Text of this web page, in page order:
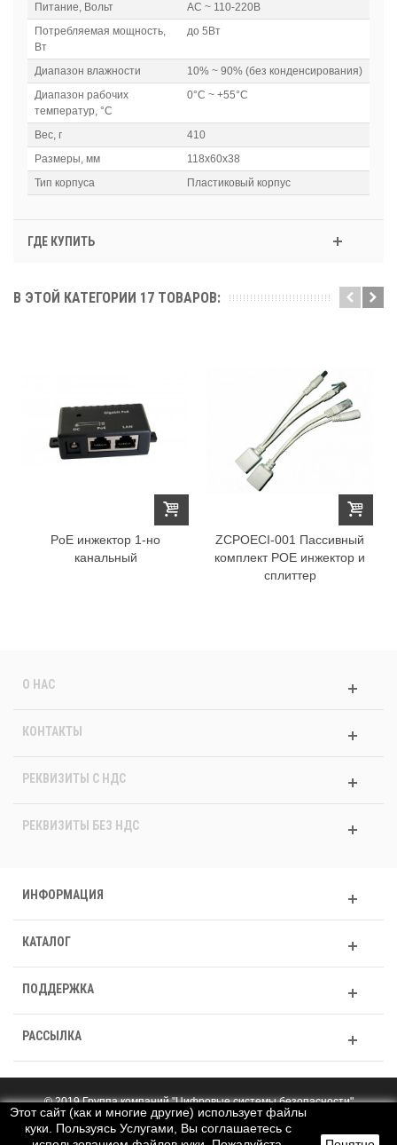
Питание, Вольт
AC ~ 110-220В
Потребляемая мощность,
Вт
до 5Вт
Диапазон влажности
10% ~ 90% (без конденсирования)
Диапазон рабочих
температур, °C
0°C ~ +55°C
Вес, г
410
Размеры, мм
118x60x38
Тип корпуса
Пластиковый корпус
ГДЕ КУПИТЬ
В ЭТОЙ КАТЕГОРИИ 17 ТОВАРОВ:
PoE инжектор 1-но
канальный
ZCPOECI-001 Пассивный
комплект POE инжектор и
сплиттер
О НАС
КОНТАКТЫ
РЕКВИЗИТЫ C НДС
РЕКВИЗИТЫ БЕЗ НДС
ИНФОРМАЦИЯ
КАТАЛОГ
ПОДДЕРЖКА
РАССЫЛКА
Этот сайт (как и многие другие) использует файлы
куки. Пользуясь Услугами, Вы соглашаетесь с
© 2019 Группа компаний "Цифровые системы безопасности"
Полная версия